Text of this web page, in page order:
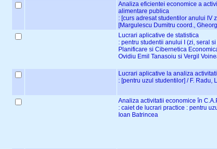
Analiza eficientei economice a
alimentare publica
: [curs adresat studentilor anului IV
[Margulescu Dumitru coord.,
Lucrari aplicative de statistica
: pentru studentii anului I (zi, seral
Planificare si Cibernetica
Ovidiu Emil Tanasoiu si Vergil
Lucrari aplicative la analiza
: [pentru uzul studentilor] / F. Radu,
Analiza activitatii economice în
: caiet de lucrari practice : pentru
Ioan Batrincea